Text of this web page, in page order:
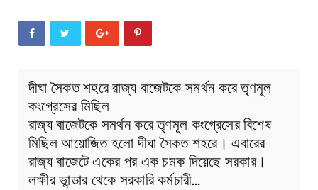
দীঘা সৈকত শহরে রাজ্য বাজেটকে সমর্থন করে তৃণমূল
কংগ্রেসের মিছিল
রাজ্য বাজেটকে সমর্থন করে তৃণমূল কংগ্রেসের বিশেষ
মিছিল আয়োজিত হলো দীঘা সৈকত শহরে। এবারের
রাজ্য বাজেটে একের পর এক চমক দিয়েছে সরকার।
লক্ষীর ভান্ডার থেকে সরকারি কর্মচারী…